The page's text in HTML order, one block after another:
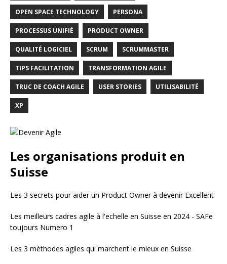
OPEN SPACE TECHNOLOGY PERSONA
PROCESSUS UNIFIÉ PRODUCT OWNER
QUALITÉ LOGICIEL SCRUM SCRUMMASTER
TIPS FACILITATION TRANSFORMATION AGILE
TRUC DE COACH AGILE USER STORIES UTILISABILITÉ
XP
Les organisations produit en
Suisse
Les 3 secrets pour aider un Product Owner à devenir Excellent
Les meilleurs cadres agile à l'echelle en Suisse en 2024 - SAFe
toujours Numero 1
Les 3 méthodes agiles qui marchent le mieux en Suisse